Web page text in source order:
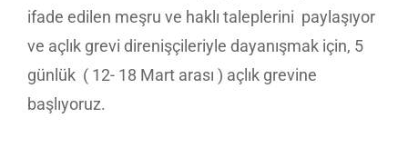
ifade edilen meşru ve haklı taleplerini paylaşıyor
ve açlık grevi direnişçileriyle dayanışmak için, 5
günlük ( 12- 18 Mart arası ) açlık grevine
başlıyoruz.